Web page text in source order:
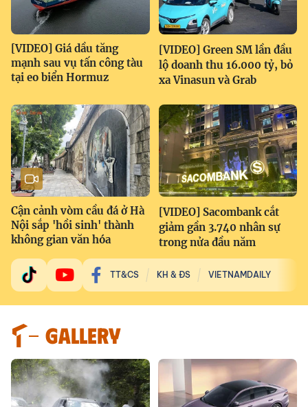
[VIDEO] Giá dầu tăng
mạnh sau vụ tấn công tàu
tại eo biển Hormuz
[VIDEO] Green SM lần đầu
lộ doanh thu 16.000 tỷ, bỏ
xa Vinasun và Grab
Cận cảnh vòm cầu đá ở Hà
Nội sắp 'hồi sinh' thành
không gian văn hóa
[VIDEO] Sacombank cắt
giảm gần 3.740 nhân sự
trong nửa đầu năm
TT&CS KH & ĐS VIETNAMDAILY
GALLERY